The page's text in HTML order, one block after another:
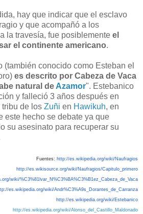
hay que indicar que el esclavo
y que acompañó a los
la travesía, fue posiblemente el
el continente americano.
(también conocido como Esteban el
es descrito por Cabeza de Vaca
natural de Azamor". Estebanico
y falleció 3 años después en
de los Zuñi en Hawikuh, en
este hecho se debate ya que
su asesinato para recuperar su
Fuentes: http://es.wikipedia.org/wiki/Naufragios
http://es.wikisource.org/wiki/Naufragios/Capitulo_primero
wiki/%C3%81lvar_N%C3%BA%C3%B1ez_ Cabeza_de_Vaca
es.wikipedia.org/wiki/Andr%C3%A9s_Dorantes_de_ Carranza
http://es.wikipedia.org/wiki/Estebanico
http://es.wikipedia.org/wiki/Alonso_del_Castillo_Maldonado